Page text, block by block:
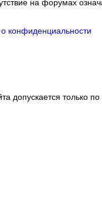
на форумах
конфиденциальности
допускается только